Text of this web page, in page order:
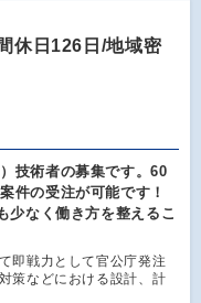
休日126日/地域密
技術者の募集です。60
件の受注が可能です！
少なく働き方を整えるこ
即戦力として官公庁発注
策などにおける設計、計